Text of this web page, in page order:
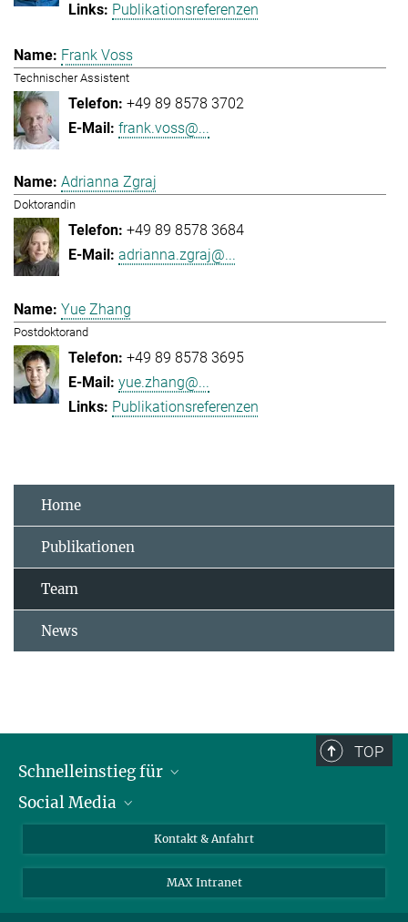
Publikationsreferenzen
Frank Voss
Technischer Assistent
+49 89 8578 3702
frank.voss@...
Adrianna Zgraj
Doktorandin
+49 89 8578 3684
adrianna.zgraj@...
Yue Zhang
Postdoktorand
+49 89 8578 3695
yue.zhang@...
Publikationsreferenzen
Home
Publikationen
Team
News
TOP
Schnelleinstieg für
Journalist*innen
Social Media
LinkedIn
Kontakt & Anfahrt
MAX Intranet